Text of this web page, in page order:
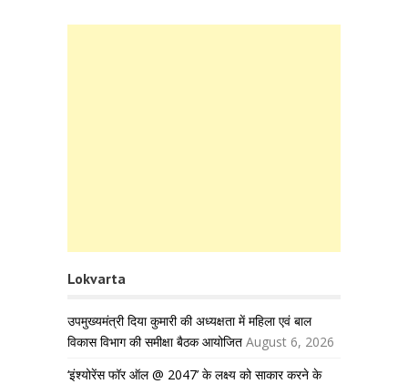
Lokvarta
उपमुख्यमंत्री दिया कुमारी की अध्यक्षता में महिला एवं बाल
विकास विभाग की समीक्षा बैठक आयोजित August 6, 2026
‘इंश्योरेंस फॉर ऑल @ 2047’ के लक्ष्य को साकार करने के